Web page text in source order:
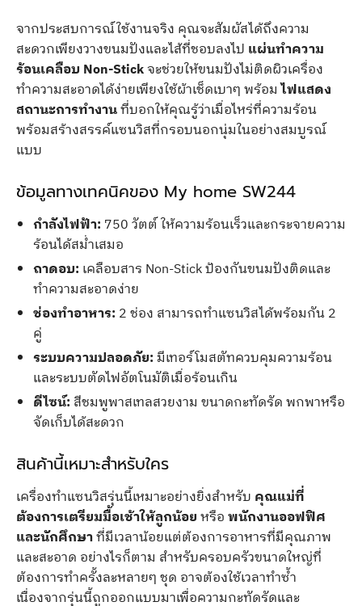
จากประสบการณ์ใช้งานจริง คุณจะสัมผัสได้ถึงความ
สะดวกเพียงวางขนมปังและไส้ที่ชอบลงไป แผ่นทำความ
ร้อนเคลือบ Non-Stickจะช่วยให้ขนมปังไม่ติดผิวเครื่อง
ทำความสะอาดได้ง่ายเพียงใช้ผ้าเช็ดเบาๆ พร้อมไฟแสดง
สถานะการทำงานที่บอกให้คุณรู้ว่าเมื่อไหร่ที่ความร้อน
พร้อมสร้างสรรค์แซนวิสที่กรอบนอกนุ่มในอย่างสมบูรณ์
แบบ
ข้อมูลทางเทคนิคของ My home SW244
กำลังไฟฟ้า: 750 วัตต์ ให้ความร้อนเร็วและกระจายความ
ร้อนได้สม่ำเสมอ
ถาดอบ: เคลือบสาร Non-Stick ป้องกันขนมปังติดและ
ทำความสะอาดง่าย
ช่องทำอาหาร: 2 ช่อง สามารถทำแซนวิสได้พร้อมกัน 2
คู่
ระบบความปลอดภัย: มีเทอร์โมสตัทควบคุมความร้อน
และระบบตัดไฟอัตโนมัติเมื่อร้อนเกิน
ดีไซน์: สีชมพูพาสเทลสวยงาม ขนาดกะทัดรัด พกพาหรือ
จัดเก็บได้สะดวก
สินค้านี้เหมาะสำหรับใคร
เครื่องทำแซนวิสรุ่นนี้เหมาะอย่างยิ่งสำหรับ คุณแม่ที่
ต้องการเตรียมมื้อเช้าให้ลูกน้อยหรือพนักงานออฟฟิศ
และนักศึกษาที่มีเวลาน้อยแต่ต้องการอาหารที่มีคุณภาพ
และสะอาด อย่างไรก็ตาม สำหรับครอบครัวขนาดใหญ่ที่
ต้องการทำครั้งละหลายๆ ชุด อาจต้องใช้เวลาทำซ้ำ
เนื่องจากรุ่นนี้ถูกออกแบบมาเพื่อความกะทัดรัดและ